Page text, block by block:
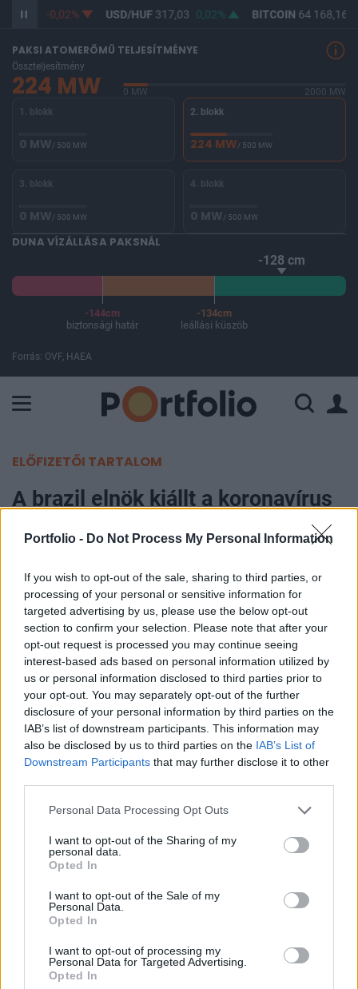
Portfolio - Do Not Process My Personal Information
If you wish to opt-out of the sale, sharing to third parties, or
processing of your personal or sensitive information for
targeted advertising by us, please use the below opt-out
section to confirm your selection. Please note that after your
opt-out request is processed you may continue seeing
interest-based ads based on personal information utilized by
us or personal information disclosed to third parties prior to
your opt-out. You may separately opt-out of the further
disclosure of your personal information by third parties on the
IAB’s list of downstream participants. This information may
also be disclosed by us to third parties on the IAB’s List of
Downstream Participants that may further disclose it to other
Personal Data Processing Opt Outs
I want to opt-out of the Sharing of my
personal data.
Opted In
I want to opt-out of the Sale of my
Personal Data.
Opted In
I want to opt-out of processing my
Personal Data for Targeted Advertising.
Opted In
365,33 -0,02% USD/HUF317,03 0,02% BITCOIN64 168,16
PAKSI ATOMERŐMŰ TELJESÍTMÉNYE
Összteljesítmény
224 MW 0 MW
2000 MW
1. blokk
0 MW/ 500 MW
2. blokk
224 MW/ 500 MW
3. blokk
0 MW/ 500 MW
4. blokk
0 MW/ 500 MW
DUNA VÍZÁLLÁSA PAKSNÁL
-128 cm
-144cm
biztonsági határ
-134cm
leállási küszöb
Forrás: OVF, HAEA
ELŐFIZETŐI TARTALOM
A brazil elnök kiállt a koronavírus
mellett
Portfolio
2020. június 06. 19:11
Jair Bolsonaro brazil elnök szombaton
nyilvánosan is megvédte a kormány lépését,
amellyel részben visszatartják a hivatalos
koronavírus adatokat. Brazília a világ második
legfertőzöttebb országa.
Péntek késő délután a brazil egészségügyi tárca leállította
azt a weboldalt, amely a járvány eddigi terjedését mutatja
be az országban, köztük a területi adatokat is - írja a
fertőzött és elhunytak alakulásának a számát. Az
országban már több mint 645 ezren betegedtek meg, és
A keresett cikk a portfolio.hu hírarchívumához
tartozik, melynek olvasása előfizetéses